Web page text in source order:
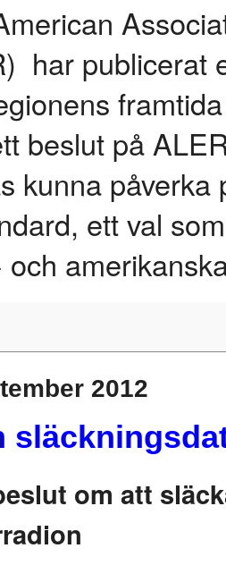
har publicerat
beslut på
kunna
ett val
och
2012
om att